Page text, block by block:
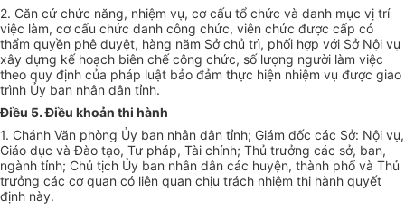
2. Căn cứ chức năng, nhiệm vụ, cơ cấu tổ chức và danh mục vị trí
việc làm, cơ cấu chức danh công chức, viên chức được cấp có
thẩm quyền phê duyệt, hàng năm Sở chủ trì, phối hợp với Sở Nội vụ
xây dựng kế hoạch biên chế công chức, số lượng người làm việc
theo quy định của pháp luật bảo đảm thực hiện nhiệm vụ được giao
trình Ủy ban nhân dân tỉnh.
Điều 5. Điều khoản thi hành
1. Chánh Văn phòng Ủy ban nhân dân tỉnh; Giám đốc các Sở: Nội vụ,
Giáo dục và Đào tạo, Tư pháp, Tài chính; Thủ trưởng các sở, ban,
ngành tỉnh; Chủ tịch Ủy ban nhân dân các huyện, thành phố và Thủ
trưởng các cơ quan có liên quan chịu trách nhiệm thi hành quyết
định này.